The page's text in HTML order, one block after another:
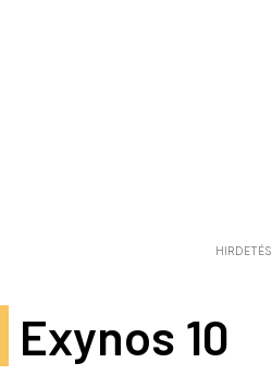
HIRDETÉS
Exynos 10